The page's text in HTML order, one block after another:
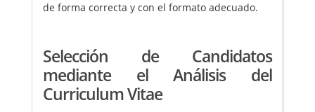
de forma correcta y con el formato adecuado.
Selección de Candidatos
mediante el Análisis del
Curriculum Vitae